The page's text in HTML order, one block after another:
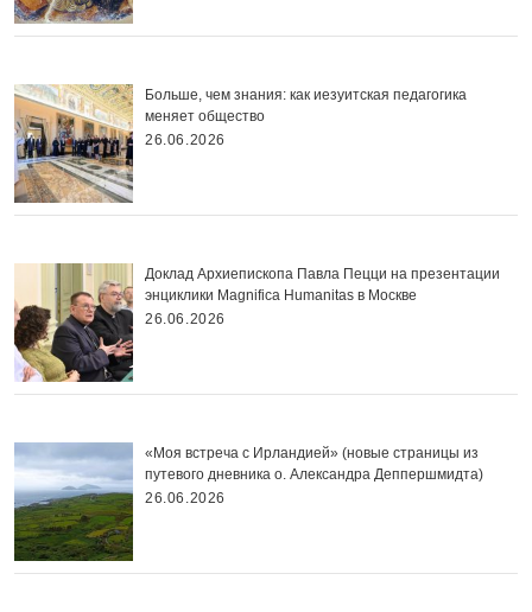
Больше, чем знания: как иезуитская педагогика
меняет общество
26.06.2026
Доклад Архиепископа Павла Пецци на презентации
энциклики Magnifica Нumanitas в Москве
26.06.2026
«Моя встреча с Ирландией» (новые страницы из
путевого дневника о. Александра Деппершмидта)
26.06.2026